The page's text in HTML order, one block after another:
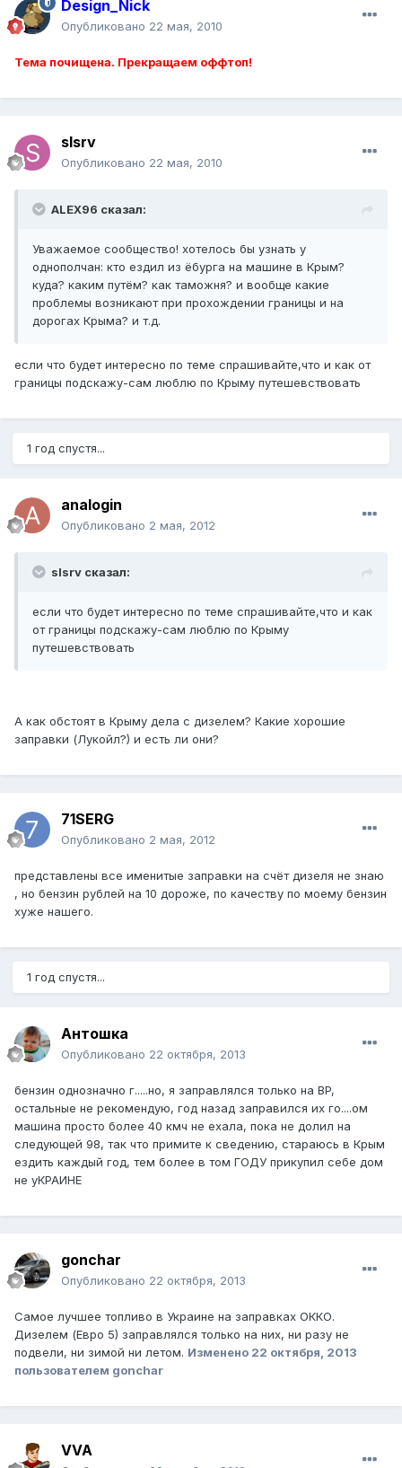
Design_Nick
Опубликовано 22 мая, 2010
Тема почищена. Прекращаем оффтоп!
slsrv
Опубликовано 22 мая, 2010
ALEX96 сказал:
Уважаемое сообщество! хотелось бы узнать у
однополчан: кто ездил из ёбурга на машине в Крым?
куда? каким путём? как таможня? и вообще какие
проблемы возникают при прохождении границы и на
дорогах Крыма? и т.д.
если что будет интересно по теме спрашивайте,что и как от
границы подскажу-сам люблю по Крыму путешевствовать
1 год спустя...
analogin
Опубликовано 2 мая, 2012
slsrv сказал:
если что будет интересно по теме спрашивайте,что и как
от границы подскажу-сам люблю по Крыму
путешевствовать
А как обстоят в Крыму дела с дизелем? Какие хорошие
заправки (Лукойл?) и есть ли они?
71SERG
Опубликовано 2 мая, 2012
представлены все именитые заправки на счёт дизеля не знаю
, но бензин рублей на 10 дороже, по качеству по моему бензин
хуже нашего.
1 год спустя...
Антошка
Опубликовано 22 октября, 2013
бензин однозначно г.....но, я заправлялся только на BP,
остальные не рекомендую, год назад заправился их го....ом
машина просто более 40 кмч не ехала, пока не долил на
следующей 98, так что примите к сведению, стараюсь в Крым
ездить каждый год, тем более в том ГОДУ прикупил себе дом
не уКРАИНЕ
gonchar
Опубликовано 22 октября, 2013
Самое лучшее топливо в Украине на заправках ОККО.
Дизелем (Евро 5) заправлялся только на них, ни разу не
подвели, ни зимой ни летом. Изменено 22 октября, 2013
пользователем gonchar
VVA